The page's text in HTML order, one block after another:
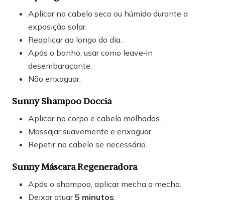
Aplicar no cabelo seco ou húmido durante a
exposição solar.
Reaplicar ao longo do dia.
Após o banho, usar como leave‑in
desembaraçante.
Não enxaguar.
Sunny Shampoo Doccia
Aplicar no corpo e cabelo molhados.
Massajar suavemente e enxaguar.
Repetir no cabelo se necessário.
Sunny Máscara Regeneradora
Após o shampoo, aplicar mecha a mecha.
Deixar atuar5 minutos.